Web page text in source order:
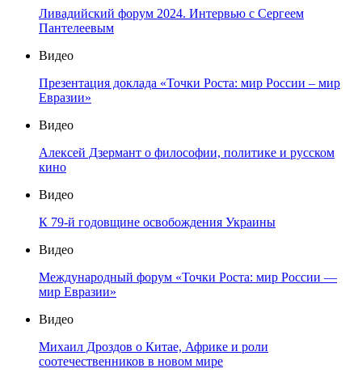
Ливадийский форум 2024. Интервью с Сергеем
Пантелеевым
Видео
Презентация доклада «Точки Роста: мир России – мир
Евразии»
Видео
Алексей Дзермант о философии, политике и русском
кино
Видео
К 79-й годовщине освобождения Украины
Видео
Международный форум «Точки Роста: мир России —
мир Евразии»
Видео
Михаил Дроздов о Китае, Африке и роли
соотечественников в новом мире